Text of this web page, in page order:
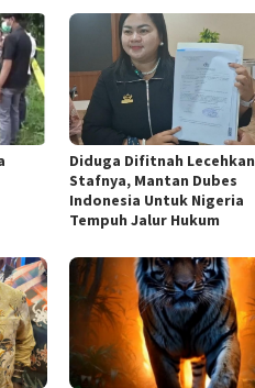
Diduga Difitnah Lecehkan
Stafnya, Mantan Dubes
Indonesia Untuk Nigeria
Tempuh Jalur Hukum